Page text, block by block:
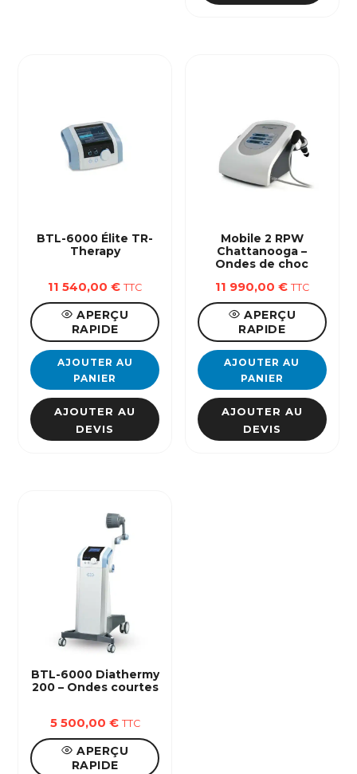
BTL-6000 Élite TR-
Therapy
11 540,00€ TTC
APERÇU
RAPIDE
AJOUTER AU
PANIER
AJOUTER AU
DEVIS
Mobile 2 RPW
Chattanooga –
Ondes de choc
11 990,00 € TTC
APERÇU
RAPIDE
AJOUTER AU
PANIER
AJOUTER AU
DEVIS
BTL-6000 Diathermy
200 – Ondes courtes
5 500,00 € TTC
APERÇU
RAPIDE